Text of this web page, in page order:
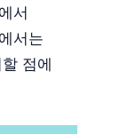
서
서는
점에